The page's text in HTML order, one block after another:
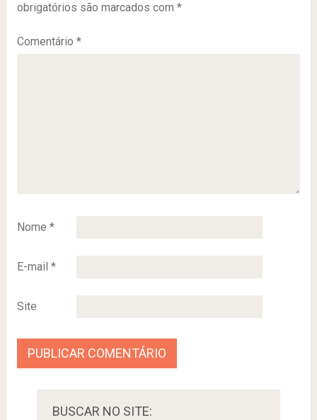
obrigatórios são marcados com *
Comentário *
Nome *
E-mail *
Site
BUSCAR NO SITE: